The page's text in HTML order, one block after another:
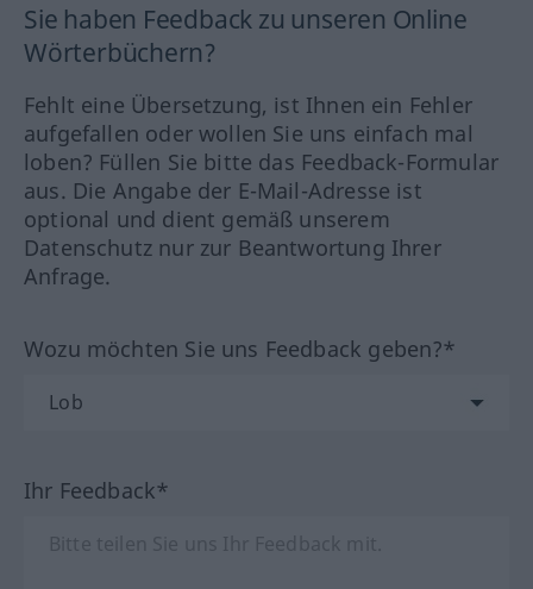
Sie haben Feedback zu unseren Online
Wörterbüchern?
Fehlt eine Übersetzung, ist Ihnen ein Fehler
aufgefallen oder wollen Sie uns einfach mal
loben? Füllen Sie bitte das Feedback-Formular
aus. Die Angabe der E-Mail-Adresse ist
optional und dient gemäß unserem
Datenschutz nur zur Beantwortung Ihrer
Anfrage.
Wozu möchten Sie uns Feedback geben?*
Ihr Feedback*